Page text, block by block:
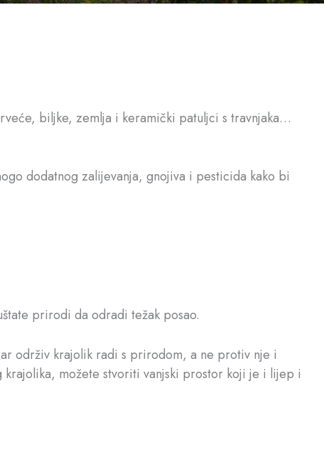
biljke, zemlja i keramički patuljci s travnjaka…
dodatnog zalijevanja, gnojiva i pesticida kako bi
prirodi da odradi težak posao.
održiv krajolik radi s prirodom, a ne protiv nje i
možete stvoriti vanjski prostor koji je i lijep i